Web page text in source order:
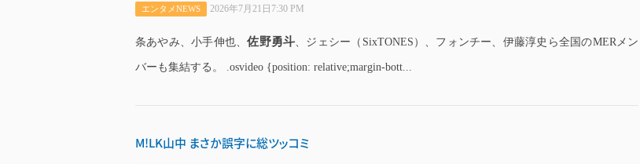
エンタメNEWS 2026年7月21日7:30 PM
条あやみ、小手伸也、佐野勇斗、ジェシー（SixTONES）、フォンチー、伊藤淳史ら全国のMERメン
バーも集結する。 .osvideo {position: relative;margin-bott...
M!LK山中 まさか誤字に総ツッコミ
日本タレント名鑑